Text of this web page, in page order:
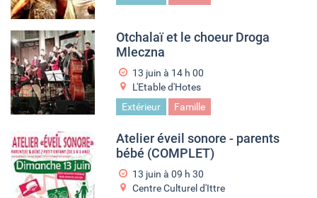
Otchalaï et le choeur Droga
Mleczna
13 juin à 14 h 00
L'Etable d'Hotes
Extérieur
Famille
Atelier éveil sonore - parents
bébé (COMPLET)
13 juin à 09 h 30
Centre Culturel d'Ittre